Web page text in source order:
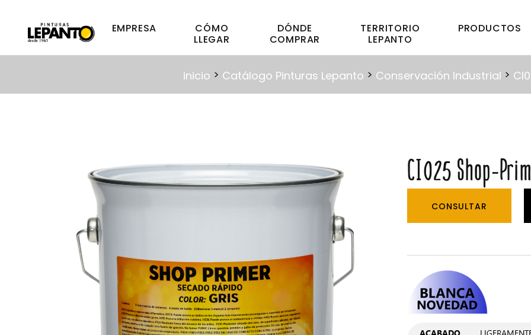
EMPRESA
CÓMO
LLEGAR
DÓNDE
COMPRAR
TERRITORIO
LEPANTO
PRODUCTOS
inicio > Catálogo Pinturas Lepanto > Conservación Industrial >
CI025 Shop-
CONSULTAR